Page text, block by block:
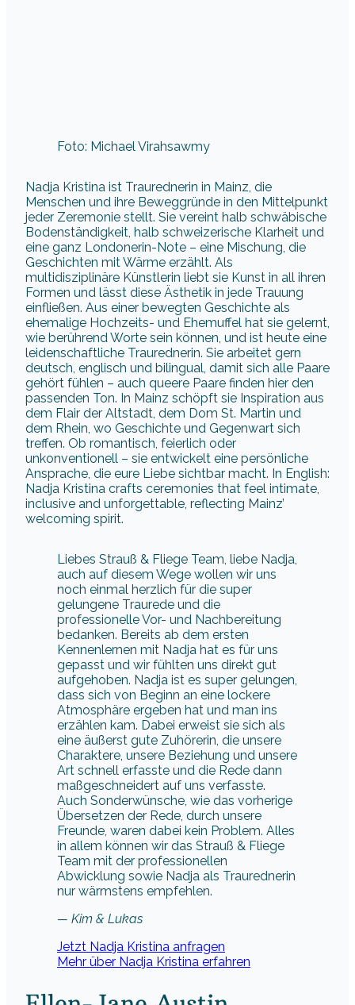
Bodenständigkeit, halb schweizerische Klarheit und
eine ganz Londonerin-Note – eine Mischung, die
multidisziplinäre Künstlerin liebt sie Kunst in all ihren
Formen und lässt diese Ästhetik in jede Trauung
einfließen. Aus einer bewegten Geschichte als
ehemalige Hochzeits- und Ehemuffel hat sie gelernt,
wie berührend Worte sein können, und ist heute eine
leidenschaftliche Traurednerin. Sie arbeitet gern
deutsch, englisch und bilingual, damit sich alle Paare
gehört fühlen – auch queere Paare finden hier den
passenden Ton. In Mainz schöpft sie Inspiration aus
dem Flair der Altstadt, dem Dom St. Martin und
dem Rhein, wo Geschichte und Gegenwart sich
treffen. Ob romantisch, feierlich oder
unkonventionell – sie entwickelt eine persönliche
Ansprache, die eure Liebe sichtbar macht. In English:
Nadja Kristina crafts ceremonies that feel intimate,
inclusive and unforgettable, reflecting Mainz’
welcoming spirit.
Liebes Strauß & Fliege Team, liebe Nadja,
auch auf diesem Wege wollen wir uns
noch einmal herzlich für die super
gelungene Traurede und die
professionelle Vor- und Nachbereitung
Kennenlernen mit Nadja hat es für uns
gepasst und wir fühlten uns direkt gut
aufgehoben. Nadja ist es super gelungen,
dass sich von Beginn an eine lockere
Atmosphäre ergeben hat und man ins
erzählen kam. Dabei erweist sie sich als
eine äußerst gute Zuhörerin, die unsere
Charaktere, unsere Beziehung und unsere
Art schnell erfasste und die Rede dann
maßgeschneidert auf uns verfasste.
Auch Sonderwünsche, wie das vorherige
Übersetzen der Rede, durch unsere
Freunde, waren dabei kein Problem. Alles
in allem können wir das Strauß & Fliege
Team mit der professionellen
Abwicklung sowie Nadja als Traurednerin
nur wärmstens empfehlen.
— Kim & Lukas
Jetzt Nadja Kristina anfragen
Mehr über Nadja Kristina erfahren
Ellen-Jane Austin
Foto: Privat